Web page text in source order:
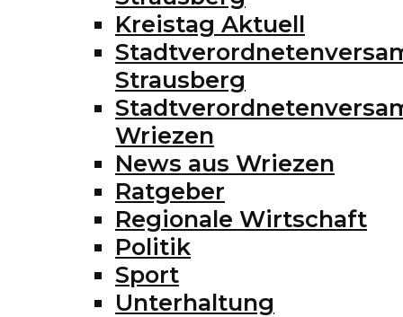
Kreistag Aktuell
Strausberg
Wriezen
News aus Wriezen
Ratgeber
Regionale Wirtschaft
Politik
Sport
Unterhaltung